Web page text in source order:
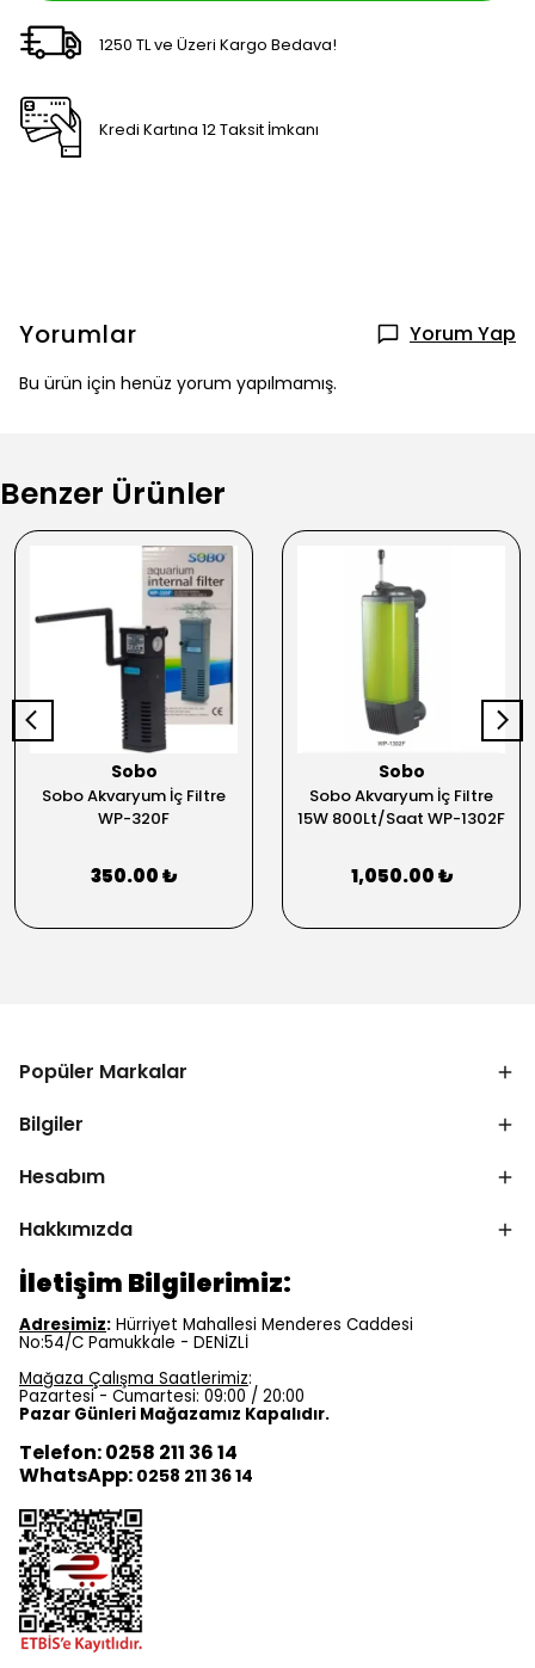
1250 TL ve Üzeri Kargo Bedava!
Kredi Kartına 12 Taksit İmkanı
Yorumlar Yorum Yap
Bu ürün için henüz yorum yapılmamış.
Benzer Ürünler
Sobo
Sobo Akvaryum İç Filtre
WP-320F
350.00 ₺
Sobo
Sobo Akvaryum İç Filtre
15W 800Lt/Saat WP-1302F
1,050.00 ₺
Popüler Markalar
Bilgiler
Hesabım
Hakkımızda
İletişim Bilgilerimiz:
Adresimiz: Hürriyet Mahallesi Menderes Caddesi
No:54/C Pamukkale - DENİZLİ
Mağaza Çalışma Saatlerimiz:
Pazartesi - Cumartesi: 09:00 / 20:00
Pazar Günleri Mağazamız Kapalıdır.
Telefon: 0258 211 36 14
WhatsApp: 0258 211 36 14